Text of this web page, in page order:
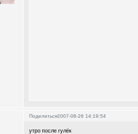
Поделиться2007-08-26 14:19:54
утро после гулёк